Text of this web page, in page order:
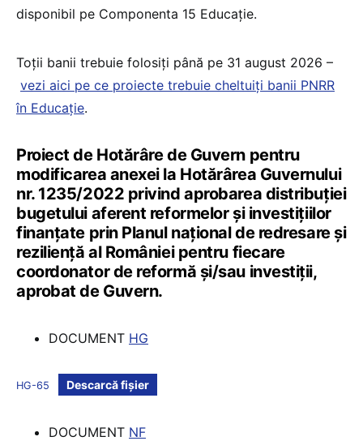
disponibil pe Componenta 15 Educație.
Toții banii trebuie folosiți până pe 31 august 2026 –
vezi aici pe ce proiecte trebuie cheltuiți banii PNRR
în Educație.
Proiect de Hotărâre de Guvern pentru
modificarea anexei la Hotărârea Guvernului
nr. 1235/2022 privind aprobarea distribuției
bugetului aferent reformelor și investițiilor
finanțate prin Planul național de redresare și
reziliență al României pentru fiecare
coordonator de reformă și/sau investiții,
aprobat de Guvern.
DOCUMENT HG
HG-65 Descarcă fișier
DOCUMENT NF